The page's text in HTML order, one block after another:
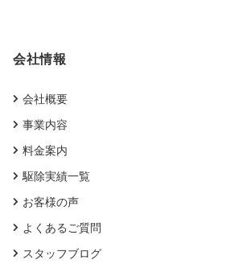
会社情報
会社概要
事業内容
料金案内
駆除実績一覧
お客様の声
よくあるご質問
スタッフブログ